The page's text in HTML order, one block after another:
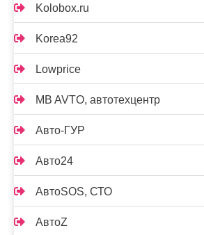
Kolobox.ru
Korea92
Lowprice
MB AVTO, автотехцентр
Авто-ГУР
Авто24
АвтоSOS, СТО
АвтоZ